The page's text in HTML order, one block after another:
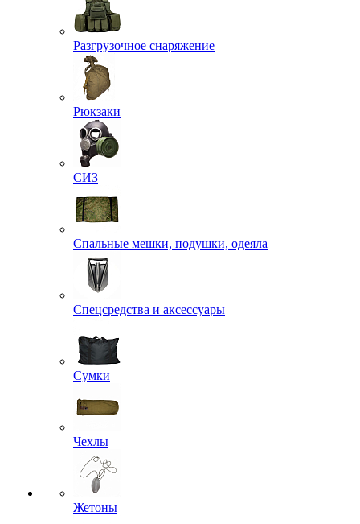
Разгрузочное снаряжение
Рюкзаки
СИЗ
Спальные мешки, подушки, одеяла
Спецсредства и аксессуары
Сумки
Чехлы
Жетоны